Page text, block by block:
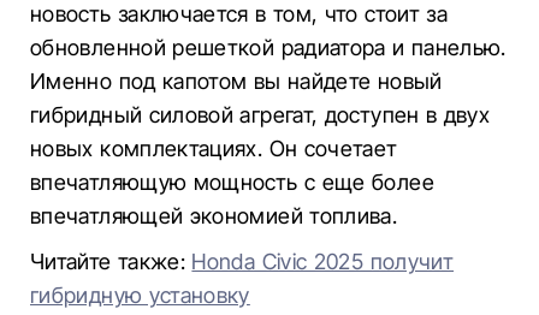
новость заключается в том, что стоит за
обновленной решеткой радиатора и панелью.
Именно под капотом вы найдете новый
гибридный силовой агрегат, доступен в двух
новых комплектациях. Он сочетает
впечатляющую мощность с еще более
впечатляющей экономией топлива.
Читайте также: Honda Civic 2025 получит
гибридную установку